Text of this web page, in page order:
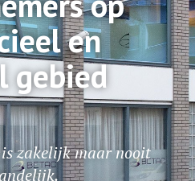
en
gebied
zakelijk maar nooit